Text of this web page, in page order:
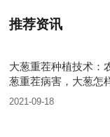
推荐资讯
大葱重茬种植技术：
葱重茬病害，大葱怎
2021-09-18